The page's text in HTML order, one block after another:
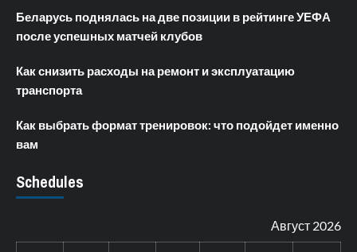
Беларусь поднялась на две позиции в рейтинге УЕФА
после успешных матчей клубов
Как снизить расходы на ремонт и эксплуатацию
транспорта
Как выбрать формат тренировок: что подойдет именно
вам
Schedules
Август 2026